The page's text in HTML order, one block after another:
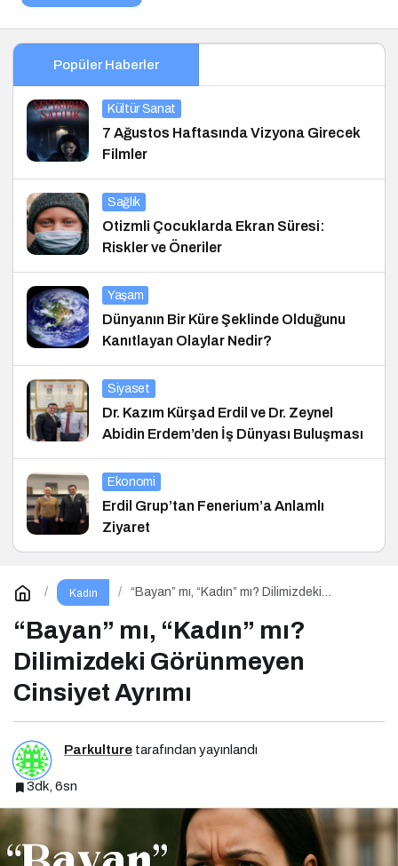
Popüler Haberler
Kültür Sanat
7 Ağustos Haftasında Vizyona Girecek
Filmler
Sağlık
Otizmli Çocuklarda Ekran Süresi:
Riskler ve Öneriler
Yaşam
Dünyanın Bir Küre Şeklinde Olduğunu
Kanıtlayan Olaylar Nedir?
Siyaset
Dr. Kazım Kürşad Erdil ve Dr. Zeynel
Abidin Erdem’den İş Dünyası Buluşması
Ekonomi
Erdil Grup’tan Fenerium’a Anlamlı
Ziyaret
Kadın
“Bayan” mı, “Kadın” mı? Dilimizdeki
“Bayan” mı, “Kadın” mı?
Dilimizdeki Görünmeyen
Cinsiyet Ayrımı
Parkulture tarafından yayınlandı
3dk, 6sn